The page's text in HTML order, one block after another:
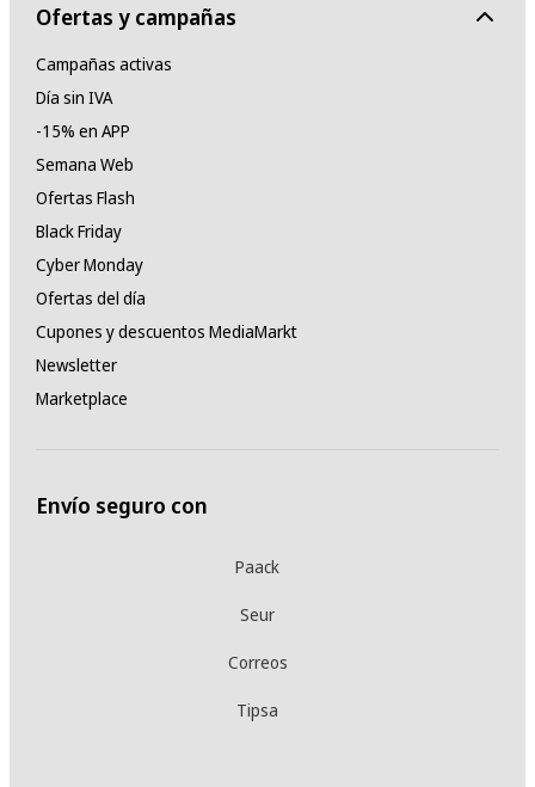
Ofertas y campañas
Campañas activas
Día sin IVA
-15% en APP
Semana Web
Ofertas Flash
Black Friday
Cyber Monday
Ofertas del día
Cupones y descuentos MediaMarkt
Newsletter
Marketplace
Envío seguro con
Paack
Seur
Correos
Tipsa